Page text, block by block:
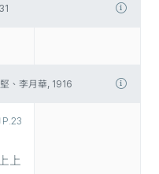
、李月華, 1916
P.23
上